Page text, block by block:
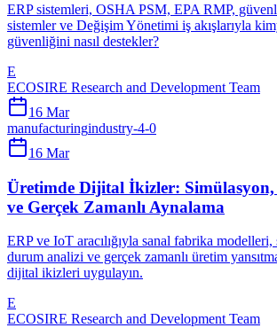
ERP sistemleri, OSHA PSM, EPA RMP,
sistemler ve Değişim Yönetimi iş akışlarıyla
güvenliğini nasıl destekler?
E
ECOSIRE Research and Development Team
16 Mar
manufacturingindustry-4-0
16 Mar
Üretimde Dijital İkizler:
ve Gerçek Zamanlı Aynalama
ERP ve IoT aracılığıyla sanal fabrika
durum analizi ve gerçek zamanlı üretim
dijital ikizleri uygulayın.
E
ECOSIRE Research and Development Team